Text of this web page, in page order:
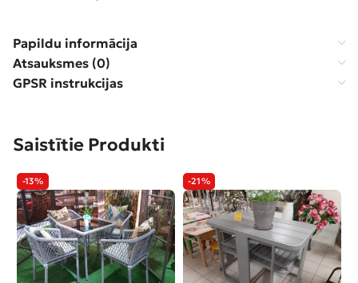
Papildu informācija
Atsauksmes (0)
GPSR instrukcijas
Saistītie Produkti
-13% -21%